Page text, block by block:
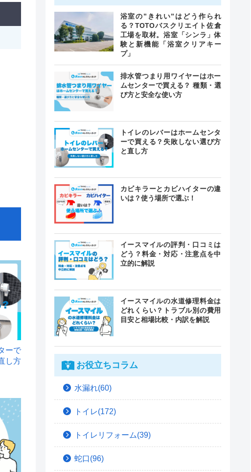
ーで
し方
浴室の”きれい”はどう作られ
る？TOTOバスクリエイト佐倉
工場を取材。浴室「シンラ」体
験と新機能「浴室クリアキー
プ」
排水管つまり用ワイヤーはホー
ムセンターで買える？ 種類・選
び方と安全な使い方
トイレのレバーはホームセンタ
ーで買える？失敗しない選び方
と直し方
カビキラーとカビハイターの違
いは？使う場所で選ぶ！
イースマイルの評判・口コミは
どう？料金・対応・注意点を中
立的に解説
イースマイルの水道修理料金は
どれくらい？トラブル別の費用
目安と相場比較・内訳を解説
お役立ちコラム
水漏れ(60)
トイレ(172)
トイレリフォーム(39)
蛇口(96)